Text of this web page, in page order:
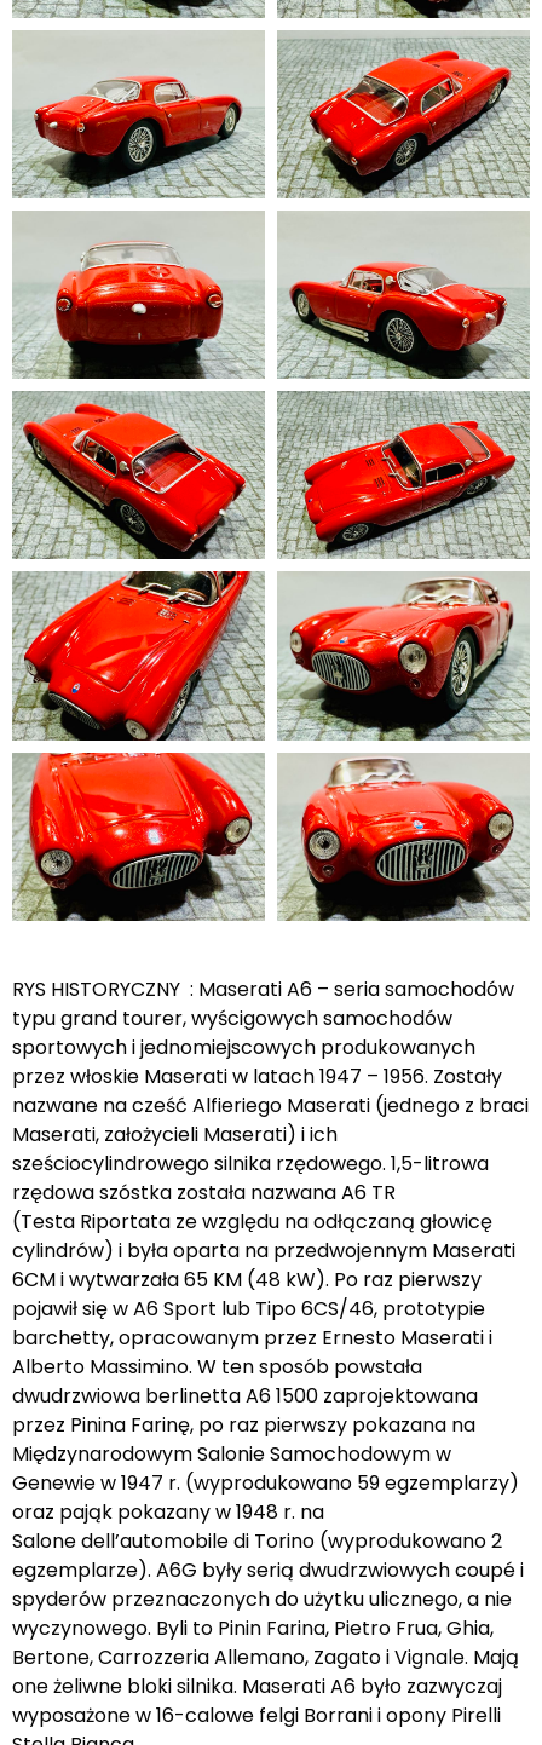
RYS HISTORYCZNY : Maserati A6 – seria samochodów
typu grand tourer, wyścigowych samochodów
sportowych i jednomiejscowych produkowanych
przez włoskie Maserati w latach 1947 – 1956. Zostały
nazwane na cześć Alfieriego Maserati (jednego z braci
Maserati, założycieli Maserati) i ich
sześciocylindrowego silnika rzędowego. 1,5-litrowa
rzędowa szóstka została nazwana A6 TR
(Testa Riportata ze względu na odłączaną głowicę
cylindrów) i była oparta na przedwojennym Maserati
6CM i wytwarzała 65 KM (48 kW). Po raz pierwszy
pojawił się w A6 Sport lub Tipo 6CS/46, prototypie
barchetty, opracowanym przez Ernesto Maserati i
Alberto Massimino. W ten sposób powstała
dwudrzwiowa berlinetta A6 1500 zaprojektowana
przez Pinina Farinę, po raz pierwszy pokazana na
Międzynarodowym Salonie Samochodowym w
Genewie w 1947 r. (wyprodukowano 59 egzemplarzy)
oraz pająk pokazany w 1948 r. na
Salone dell’automobile di Torino (wyprodukowano 2
egzemplarze). A6G były serią dwudrzwiowych coupé i
spyderów przeznaczonych do użytku ulicznego, a nie
wyczynowego. Byli to Pinin Farina, Pietro Frua, Ghia,
Bertone, Carrozzeria Allemano, Zagato i Vignale. Mają
one żeliwne bloki silnika. Maserati A6 było zazwyczaj
wyposażone w 16-calowe felgi Borrani i opony Pirelli